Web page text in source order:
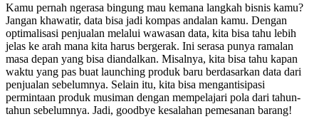
Kamu pernah ngerasa bingung mau kemana langkah bisnis kamu?
Jangan khawatir, data bisa jadi kompas andalan kamu. Dengan
optimalisasi penjualan melalui wawasan data, kita bisa tahu lebih
jelas ke arah mana kita harus bergerak. Ini serasa punya ramalan
masa depan yang bisa diandalkan. Misalnya, kita bisa tahu kapan
waktu yang pas buat launching produk baru berdasarkan data dari
penjualan sebelumnya. Selain itu, kita bisa mengantisipasi
permintaan produk musiman dengan mempelajari pola dari tahun-
tahun sebelumnya. Jadi, goodbye kesalahan pemesanan barang!